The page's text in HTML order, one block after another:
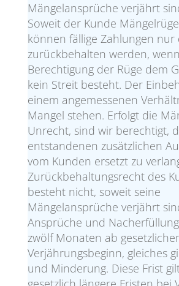
Mängelansprüche verjährt
Soweit der Kunde
können fällige Zahlungen nur
zurückbehalten werden,
Berechtigung der Rüge dem
kein Streit besteht. Der
einem angemessenen
Mangel stehen. Erfolgt die
Unrecht, sind wir berechtigt,
entstandenen zusätzlichen
vom Kunden ersetzt zu
Zurückbehaltungsrecht des
besteht nicht, soweit seine
Mängelansprüche verjährt
Ansprüche und
zwölf Monaten ab
Verjährungsbeginn, gleiches
und Minderung. Diese Frist